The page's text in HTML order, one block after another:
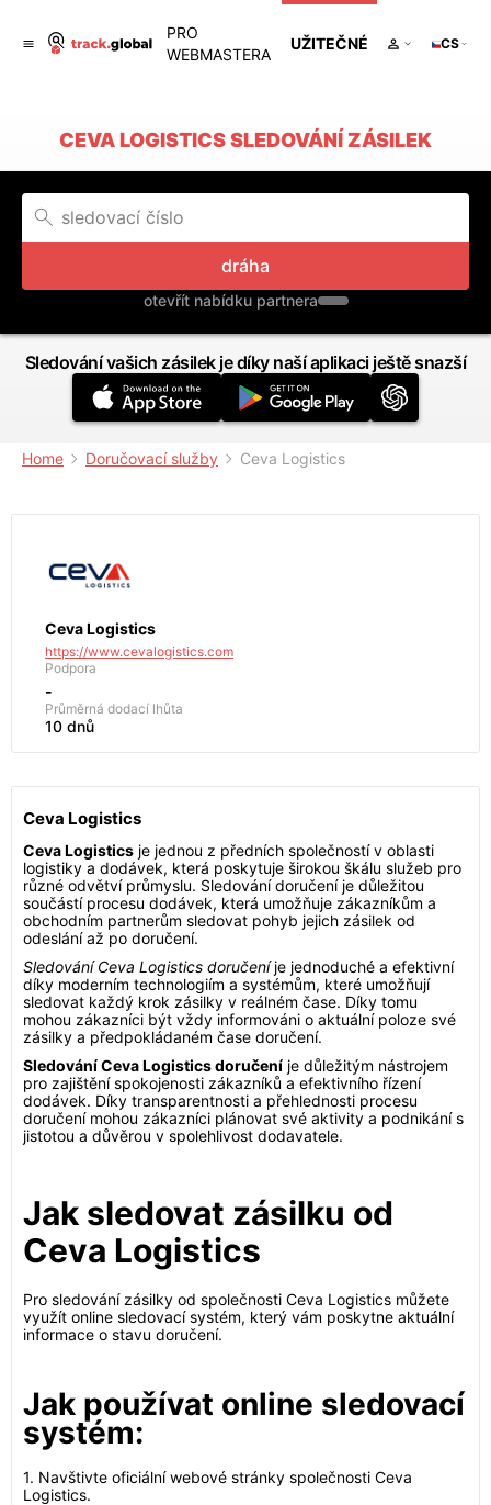
PRO
WEBMASTERA
UŽITEČNÉ CS
CEVA LOGISTICS SLEDOVÁNÍ ZÁSILEK
dráha
otevřít nabídku partnera
Sledování vašich zásilek je díky naší aplikaci ještě snazší
Home Doručovací služby Ceva Logistics
Ceva Logistics
https://www.cevalogistics.com
Podpora
-
Průměrná dodací lhůta
10 dnů
Ceva Logistics
Ceva Logistics je jednou z předních společností v oblasti
logistiky a dodávek, která poskytuje širokou škálu služeb pro
různé odvětví průmyslu. Sledování doručení je důležitou
součástí procesu dodávek, která umožňuje zákazníkům a
obchodním partnerům sledovat pohyb jejich zásilek od
odeslání až po doručení.
Sledování Ceva Logistics doručeníje jednoduché a efektivní
díky moderním technologiím a systémům, které umožňují
sledovat každý krok zásilky v reálném čase. Díky tomu
mohou zákazníci být vždy informováni o aktuální poloze své
zásilky a předpokládaném čase doručení.
Sledování Ceva Logistics doručení je důležitým nástrojem
pro zajištění spokojenosti zákazníků a efektivního řízení
dodávek. Díky transparentnosti a přehlednosti procesu
doručení mohou zákazníci plánovat své aktivity a podnikání s
jistotou a důvěrou v spolehlivost dodavatele.
Jak sledovat zásilku od
Ceva Logistics
Pro sledování zásilky od společnosti Ceva Logistics můžete
využít online sledovací systém, který vám poskytne aktuální
informace o stavu doručení.
Jak používat online sledovací
systém:
1. Navštivte oficiální webové stránky společnosti Ceva
Logistics.